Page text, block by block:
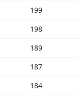
199
198
189
187
184